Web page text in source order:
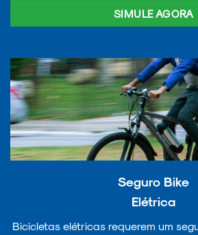
SIMULE AGORA
Seguro Bike
Elétrica
Bicicletas elétricas requerem um